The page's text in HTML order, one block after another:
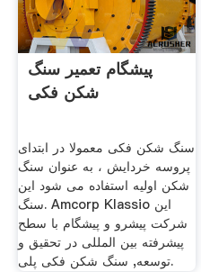
پیشگام تعمیر سنگ
شکن فکی
سنگ شکن فکی معمولا در ابتدای
پروسه خردایش ، به عنوان سنگ
شکن اولیه استفاده می شود این
سنگ. Amcorp Klassio این
شرکت پیشرو و پیشگام با سطح
پیشرفته بین المللی در تحقیق و
توسعه, سنگ شکن فکی پلی.